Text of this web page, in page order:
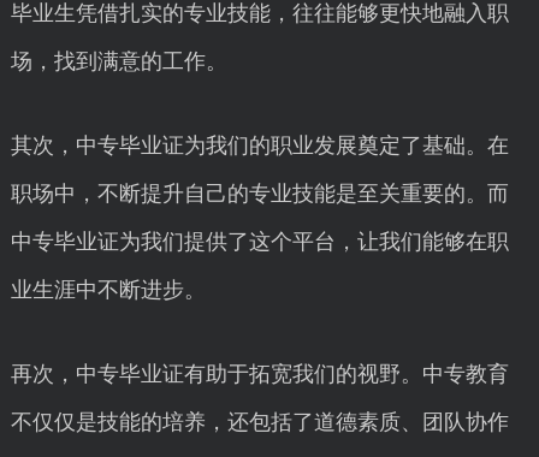
毕业生凭借扎实的专业技能，往往能够更快地融入职
场，找到满意的工作。
其次，中专毕业证为我们的职业发展奠定了基础。在
职场中，不断提升自己的专业技能是至关重要的。而
中专毕业证为我们提供了这个平台，让我们能够在职
业生涯中不断进步。
再次，中专毕业证有助于拓宽我们的视野。中专教育
不仅仅是技能的培养，还包括了道德素质、团队协作